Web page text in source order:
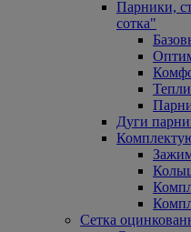
Парники,
сотка"
Дуги
Сетка